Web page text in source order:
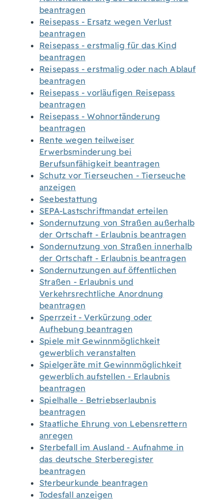
beantragen
Reisepass - Ersatz wegen Verlust
beantragen
Reisepass - erstmalig für das Kind
beantragen
Reisepass - erstmalig oder nach Ablauf
beantragen
Reisepass - vorläufigen Reisepass
beantragen
Reisepass - Wohnortänderung
beantragen
Rente wegen teilweiser
Erwerbsminderung bei
Berufsunfähigkeit beantragen
Schutz vor Tierseuchen - Tierseuche
anzeigen
Seebestattung
SEPA-Lastschriftmandat erteilen
Sondernutzung von Straßen außerhalb
der Ortschaft - Erlaubnis beantragen
Sondernutzung von Straßen innerhalb
der Ortschaft - Erlaubnis beantragen
Sondernutzungen auf öffentlichen
Straßen - Erlaubnis und
Verkehrsrechtliche Anordnung
beantragen
Sperrzeit - Verkürzung oder
Aufhebung beantragen
Spiele mit Gewinnmöglichkeit
gewerblich veranstalten
Spielgeräte mit Gewinnmöglichkeit
gewerblich aufstellen - Erlaubnis
beantragen
Spielhalle - Betriebserlaubnis
beantragen
Staatliche Ehrung von Lebensrettern
anregen
Sterbefall im Ausland - Aufnahme in
das deutsche Sterberegister
beantragen
Sterbeurkunde beantragen
Todesfall anzeigen